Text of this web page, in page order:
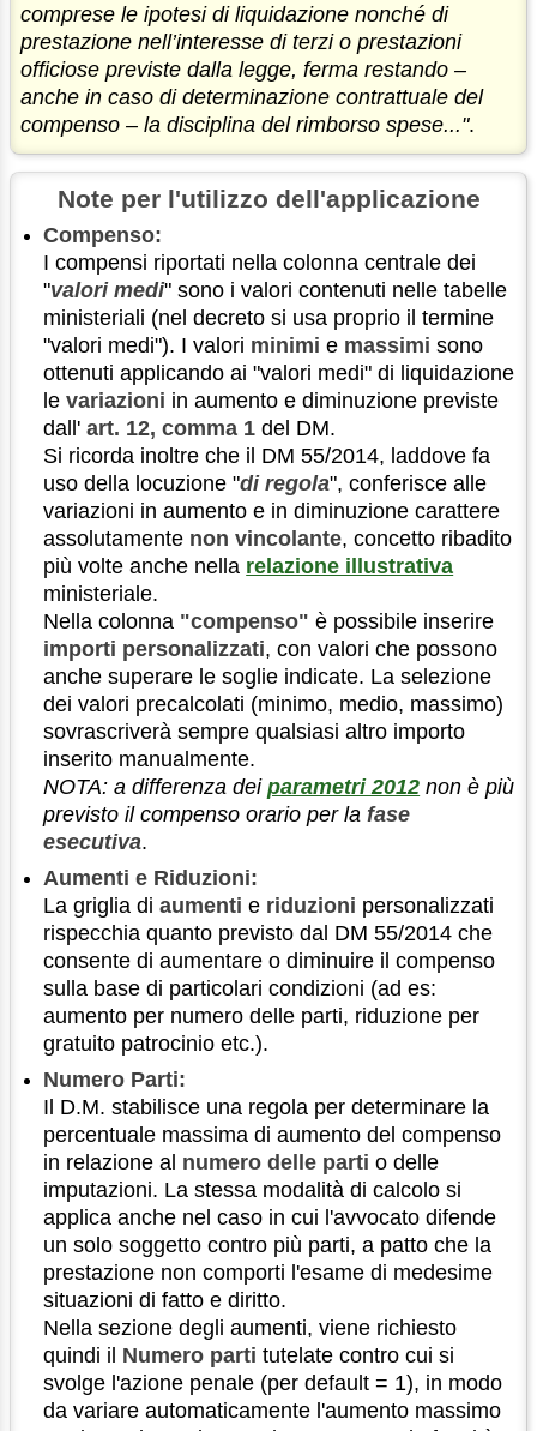
comprese le ipotesi di liquidazione nonché di
prestazione nell’interesse di terzi o prestazioni
officiose previste dalla legge, ferma restando –
anche in caso di determinazione contrattuale del
compenso – la disciplina del rimborso spese...".
Note per l'utilizzo dell'applicazione
Compenso:
I compensi riportati nella colonna centrale dei
"valori medi" sono i valori contenuti nelle tabelle
ministeriali (nel decreto si usa proprio il termine
"valori medi"). I valori minimi e massimi sono
ottenuti applicando ai "valori medi" di liquidazione
levariazioni in aumento e diminuzione previste
dall'art. 12, comma 1 del DM.
Si ricorda inoltre che il DM 55/2014, laddove fa
uso della locuzione "di regola", conferisce alle
variazioni in aumento e in diminuzione carattere
assolutamente non vincolante, concetto ribadito
più volte anche nella relazione illustrativa
ministeriale.
Nella colonna "compenso" è possibile inserire
importi personalizzati, con valori che possono
anche superare le soglie indicate. La selezione
dei valori precalcolati (minimo, medio, massimo)
sovrascriverà sempre qualsiasi altro importo
inserito manualmente.
NOTA: a differenza deiparametri 2012 non è più
previsto il compenso orario per la fase
esecutiva.
Aumenti e Riduzioni:
La griglia diaumenti e riduzioni personalizzati
rispecchia quanto previsto dal DM 55/2014 che
consente di aumentare o diminuire il compenso
sulla base di particolari condizioni (ad es:
aumento per numero delle parti, riduzione per
gratuito patrocinio etc.).
Numero Parti:
Il D.M. stabilisce una regola per determinare la
percentuale massima di aumento del compenso
in relazione al numero delle parti o delle
imputazioni. La stessa modalità di calcolo si
applica anche nel caso in cui l'avvocato difende
un solo soggetto contro più parti, a patto che la
prestazione non comporti l'esame di medesime
situazioni di fatto e diritto.
Nella sezione degli aumenti, viene richiesto
quindi il Numero parti tutelate contro cui si
svolge l'azione penale (per default = 1), in modo
da variare automaticamente l'aumento massimo